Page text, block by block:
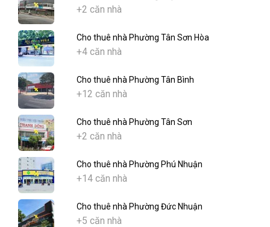
+2 căn nhà
Cho thuê nhà Phường Tân Sơn Hòa
+4 căn nhà
Cho thuê nhà Phường Tân Bình
+12 căn nhà
Cho thuê nhà Phường Tân Sơn
+2 căn nhà
Cho thuê nhà Phường Phú Nhuận
+14 căn nhà
Cho thuê nhà Phường Đức Nhuận
+5 căn nhà